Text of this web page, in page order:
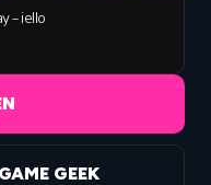
– iello
GEEK